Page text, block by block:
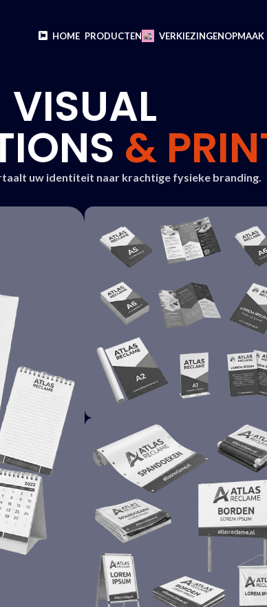
HOME PRODUCTEN VERKIEZINGENOPMAAK
VISUAL
&
uw identiteit naar krachtige fysieke branding.
PROMOTIE
DRUKWERK